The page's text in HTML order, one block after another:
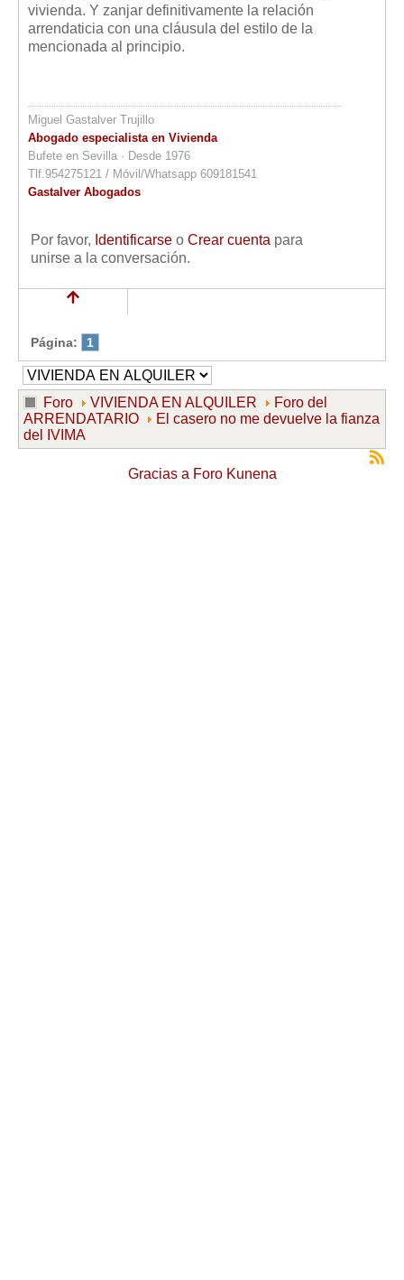
vivienda. Y zanjar definitivamente la relación
arrendaticia con una cláusula del estilo de la
mencionada al principio.
Miguel Gastalver Trujillo
Abogado especialista en Vivienda
Bufete en Sevilla · Desde 1976
Tlf.954275121 / Móvil/Whatsapp 609181541
Gastalver Abogados
Por favor, Identificarse o Crear cuenta para
unirse a la conversación.
Página: 1
Foro VIVIENDA EN ALQUILER
Foro del
ARRENDATARIO
El casero no me devuelve la fianza
del IVIMA
Gracias a Foro Kunena